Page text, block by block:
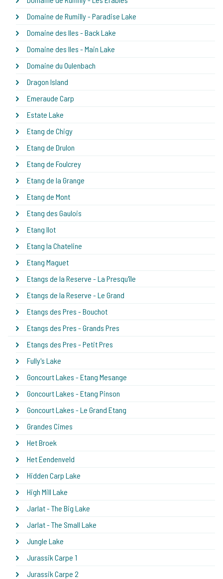
Domaine de Rumilly - Paradise Lake
Domaine des Iles - Back Lake
Domaine des Iles - Main Lake
Domaine du Oulenbach
Dragon Island
Emeraude Carp
Estate Lake
Etang de Chigy
Etang de Drulon
Etang de Foulcrey
Etang de la Grange
Etang de Mont
Etang des Gaulois
Etang Ilot
Etang la Chateline
Etang Maguet
Etangs de la Reserve - La Presqu'île
Etangs de la Reserve - Le Grand
Etangs des Pres - Bouchot
Etangs des Pres - Grands Pres
Etangs des Pres - Petit Pres
Fully's Lake
Goncourt Lakes - Etang Mesange
Goncourt Lakes - Etang Pinson
Goncourt Lakes - Le Grand Etang
Grandes Cimes
Het Broek
Het Eendenveld
Hidden Carp Lake
High Mill Lake
Jarlat - The Big Lake
Jarlat - The Small Lake
Jungle Lake
Jurassik Carpe 1
Jurassik Carpe 2